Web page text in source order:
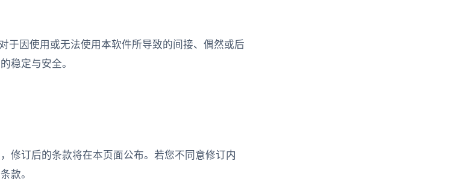
于因使用或无法使用本软件所导致的间接、偶然或后
稳定与安全。
修订后的条款将在本页面公布。若您不同意修订内
款。